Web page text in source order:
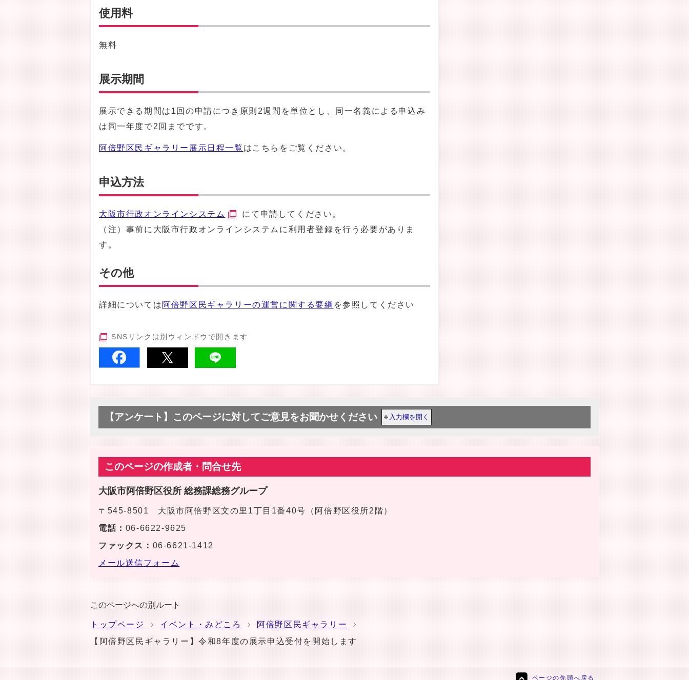
使用料
無料
展示期間
展示できる期間は1回の申請につき原則2週間を単位とし、同一名義による申込み
は同一年度で2回までです。
阿倍野区民ギャラリー展示日程一覧 はこちらをご覧ください。
申込方法
大阪市行政オンラインシステム
にて申請してください。
（注）事前に大阪市行政オンラインシステムに利用者登録を行う必要がありま
す。
その他
詳細については 阿倍野区民ギャラリーの運営に関する要綱 を参照してください
SNSリンクは別ウィンドウで開きます
【アンケート】このページに対してご意見をお聞かせください 入力欄を開く
このページの作成者・問合せ先
大阪市阿倍野区役所 総務課総務グループ
〒545-8501 大阪市阿倍野区文の里1丁目1番40号（阿倍野区役所2階）
電話： 06-6622-9625
ファックス： 06-6621-1412
メール送信フォーム
このページへの別ルート
トップページ イベント・みどころ
阿倍野区民ギャラリー
【阿倍野区民ギャラリー】令和8年度の展示申込受付を開始します
ページの先頭へ戻る